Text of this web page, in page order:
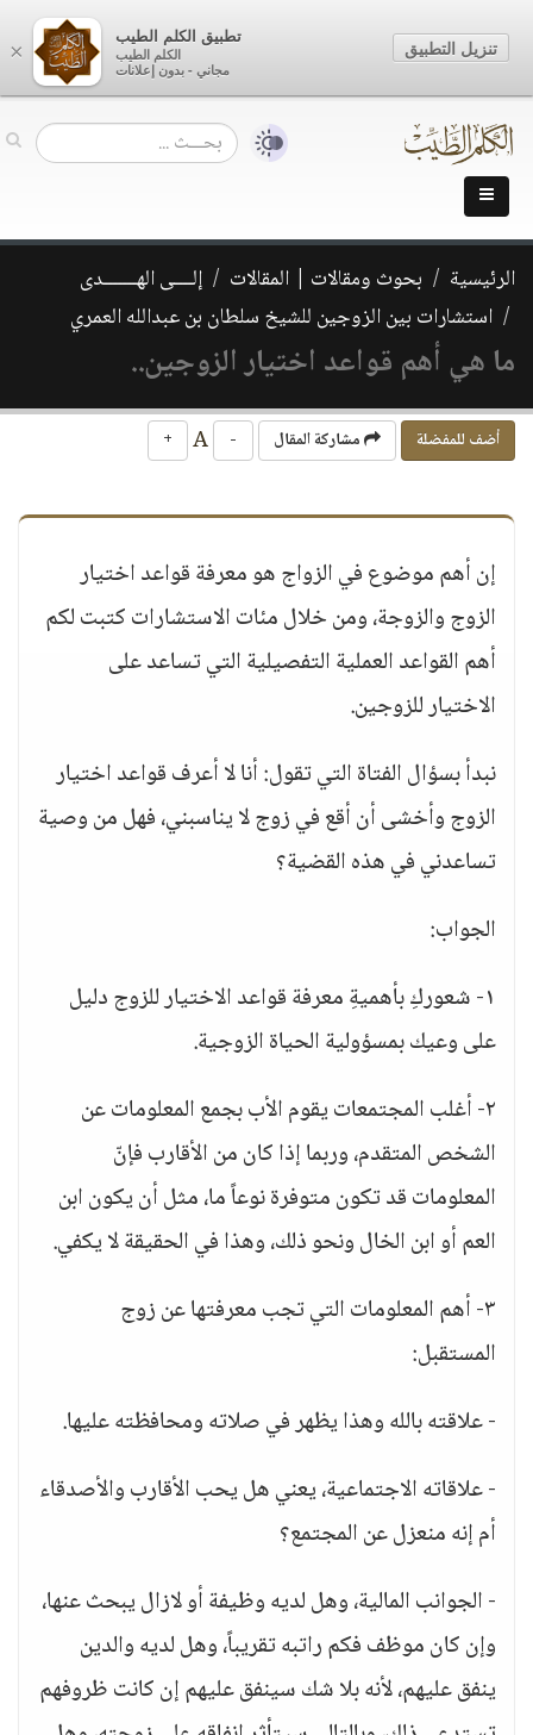
الرئيسية بحوث ومقالات | المقالات
إلــــى الهـــــــدى
استشارات بين الزوجين للشيخ سلطان بن عبدالله العمري
ما هي أهم قواعد اختيار الزوجين..
أضف للمفضلة مشاركة المقال -
+
إن أهم موضوع في الزواج هو معرفة قواعد اختيار
الزوج والزوجة، ومن خلال مئات الاستشارات كتبت لكم
أهم القواعد العملية التفصيلية التي تساعد على
الاختيار للزوجين.
نبدأ بسؤال الفتاة التي تقول: أنا لا أعرف قواعد اختيار
الزوج وأخشى أن أقع في زوج لا يناسبني، فهل من وصية
تساعدني في هذه القضية؟
الجواب:
١- شعوركِ بأهميةِ معرفة قواعد الاختيار للزوج دليل
على وعيك بمسؤولية الحياة الزوجية.
٢- أغلب المجتمعات يقوم الأب بجمع المعلومات عن
الشخص المتقدم، وربما إذا كان من الأقارب فإنّ
المعلومات قد تكون متوفرة نوعاً ما، مثل أن يكون ابن
العم أو ابن الخال ونحو ذلك، وهذا في الحقيقة لا يكفي.
٣- أهم المعلومات التي تجب معرفتها عن زوج
المستقبل:
- علاقته بالله وهذا يظهر في صلاته ومحافظته عليها.
- علاقاته الاجتماعية، يعني هل يحب الأقارب والأصدقاء
أم إنه منعزل عن المجتمع؟
- الجوانب المالية، وهل لديه وظيفة أو لازال يبحث عنها،
وإن كان موظف فكم راتبه تقريباً، وهل لديه والدين
ينفق عليهم، لأنه بلا شك سينفق عليهم إن كانت ظروفهم
×
تطبيق الكلم الطيب
الكلم الطيب
مجاني - بدون إعلانات
تنزيل التطبيق